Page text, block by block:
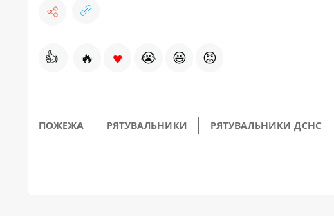
👍 🔥 ♥ 😭 😆 😡
ПОЖЕЖА РЯТУВАЛЬНИКИ РЯТУВАЛЬНИКИ ДСНС